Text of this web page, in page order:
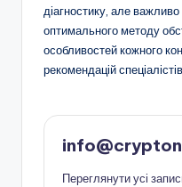
діагностику, але
оптимального методу
особливостей кожного
рекомендацій
Переглянути усі